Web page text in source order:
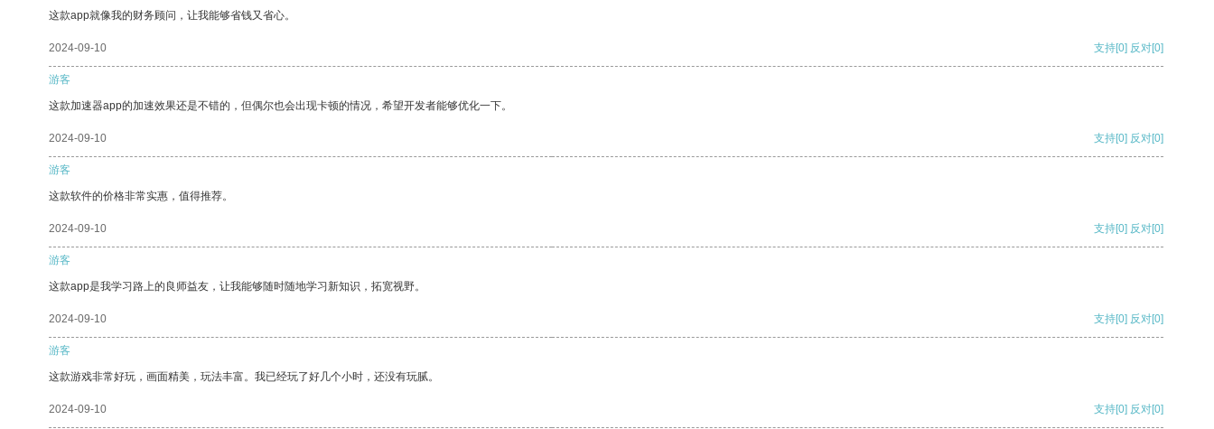
这款app就像我的财务顾问，让我能够省钱又省心。
2024-09-10 支持[0] 反对[0]
游客
这款加速器app的加速效果还是不错的，但偶尔也会出现卡顿的情况，希望开发者能够优化一下。
2024-09-10 支持[0] 反对[0]
游客
这款软件的价格非常实惠，值得推荐。
2024-09-10 支持[0] 反对[0]
游客
这款app是我学习路上的良师益友，让我能够随时随地学习新知识，拓宽视野。
2024-09-10 支持[0] 反对[0]
游客
这款游戏非常好玩，画面精美，玩法丰富。我已经玩了好几个小时，还没有玩腻。
2024-09-10 支持[0] 反对[0]